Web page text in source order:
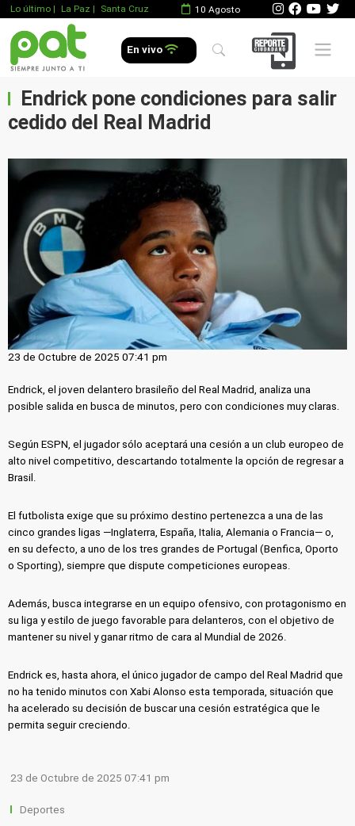
Lo último | La Paz | Santa Cruz 10 Agosto
En vivo Mobile
Endrick pone condiciones para salir
cedido del Real Madrid
23 de Octubre de 2025 07:41 pm
Endrick, el joven delantero brasileño del Real Madrid, analiza una
posible salida en busca de minutos, pero con condiciones muy claras.
Según ESPN, el jugador sólo aceptará una cesión a un club europeo de
alto nivel competitivo, descartando totalmente la opción de regresar a
Brasil.
El futbolista exige que su próximo destino pertenezca a una de las
cinco grandes ligas —Inglaterra, España, Italia, Alemania o Francia— o,
en su defecto, a uno de los tres grandes de Portugal (Benfica, Oporto
o Sporting), siempre que dispute competiciones europeas.
Además, busca integrarse en un equipo ofensivo, con protagonismo en
su liga y estilo de juego favorable para delanteros, con el objetivo de
mantener su nivel y ganar ritmo de cara al Mundial de 2026.
Endrick es, hasta ahora, el único jugador de campo del Real Madrid que
no ha tenido minutos con Xabi Alonso esta temporada, situación que
ha acelerado su decisión de buscar una cesión estratégica que le
permita seguir creciendo.
23 de Octubre de 2025 07:41 pm
Deportes